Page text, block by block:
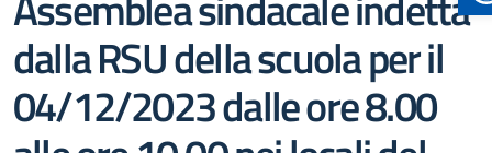
dalla RSU della scuola per il
04/12/2023 dalle ore 8.00